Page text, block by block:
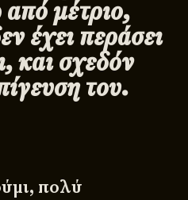
μέτριο,
έχει περάσει
και σχεδόν
του.
πολύ